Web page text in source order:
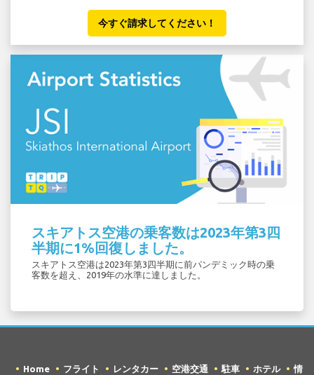
今すぐ請求してください！
スキアトス空港の乗客数は2023年第3四
半期に1%回復しました。
スキアトス空港は2023年第3四半期に前パンデミック時の乗
客数を超え、2019年の水準に達しました。
Home フライト レンタカー 空港交通 駐車 ホテル 情